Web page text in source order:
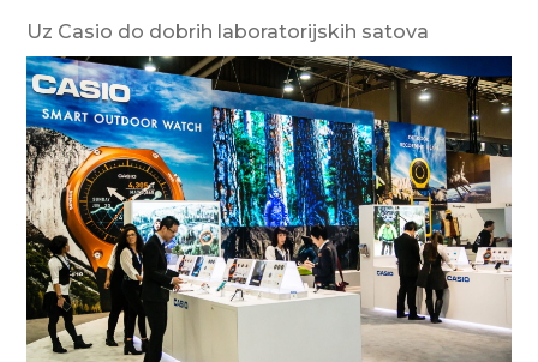
Uz Casio do dobrih laboratorijskih satova